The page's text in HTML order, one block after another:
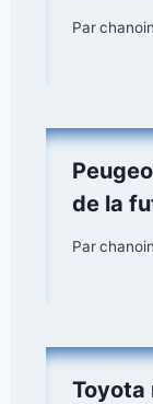
Par
de la
Par
Toyota